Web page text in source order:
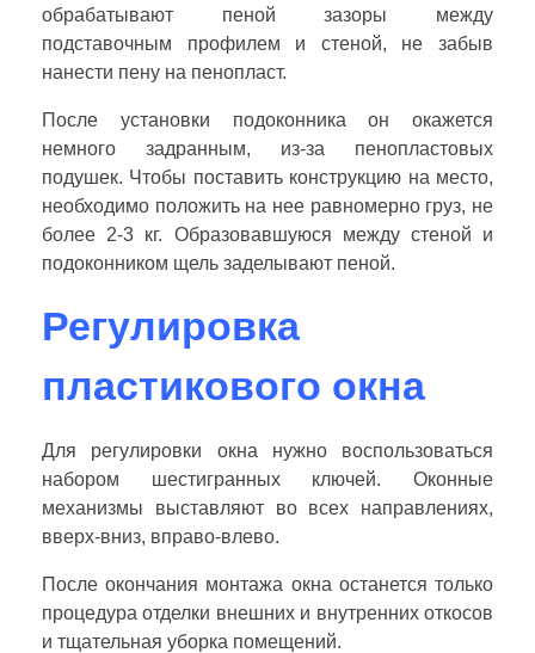
обрабатывают пеной зазоры между
подставочным профилем и стеной, не забыв
нанести пену на пенопласт.
После установки подоконника он окажется
немного задранным, из-за пенопластовых
подушек. Чтобы поставить конструкцию на место,
необходимо положить на нее равномерно груз, не
более 2-3 кг. Образовавшуюся между стеной и
подоконником щель заделывают пеной.
Регулировка
пластикового окна
Для регулировки окна нужно воспользоваться
набором шестигранных ключей. Оконные
механизмы выставляют во всех направлениях,
вверх-вниз, вправо-влево.
После окончания монтажа окна останется только
процедура отделки внешних и внутренних откосов
и тщательная уборка помещений.